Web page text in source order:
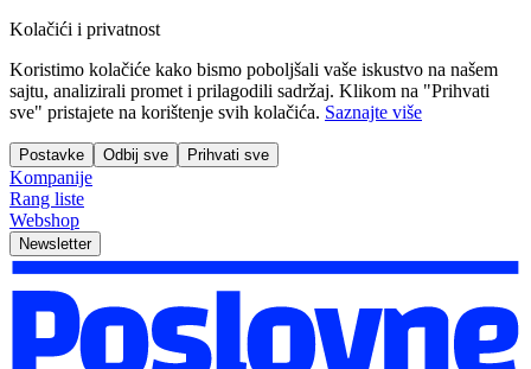
Kolačići i privatnost
Koristimo kolačiće kako bismo poboljšali vaše iskustvo na našem
sajtu, analizirali promet i prilagodili sadržaj. Klikom na "Prihvati
sve" pristajete na korištenje svih kolačića. Saznajte više
Postavke Odbij sve Prihvati sve
Kompanije
Rang liste
Webshop
Newsletter